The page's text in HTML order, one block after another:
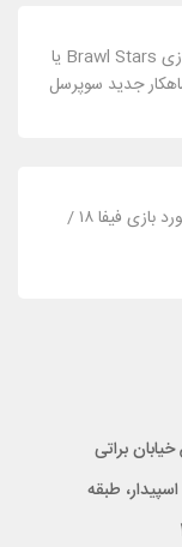
معرفی و دانلود بازی Brawl Stars یا
جدید سوپرسل
هر آنچه باید در مورد بازی فیفا ۱۸ /
براتی
۳۵۰، ساختمان اسپیدار، طبقه